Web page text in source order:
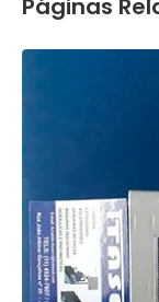
Páginas